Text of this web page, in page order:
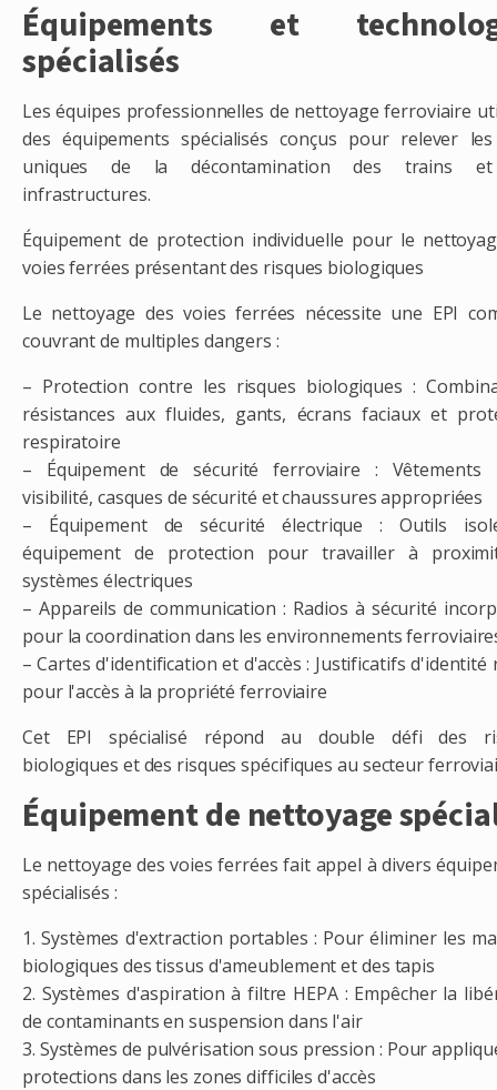
Équipements et
spécialisés
Les équipes professionnelles de nettoyage ferroviaire
des équipements spécialisés conçus pour relever
uniques de la décontamination des trains
infrastructures.
Équipement de protection individuelle pour le
voies ferrées présentant des risques biologiques
Le nettoyage des voies ferrées nécessite une EPI
couvrant de multiples dangers :
– Protection contre les risques biologiques :
résistances aux fluides, gants, écrans faciaux et
respiratoire
– Équipement de sécurité ferroviaire : Vêtements
visibilité, casques de sécurité et chaussures appropriées
– Équipement de sécurité électrique : Outils
équipement de protection pour travailler à
systèmes électriques
– Appareils de communication : Radios à sécurité
pour la coordination dans les environnements
– Cartes d'identification et d'accès : Justificatifs d'identité
pour l'accès à la propriété ferroviaire
Cet EPI spécialisé répond au double défi des
biologiques et des risques spécifiques au secteur
Équipement de nettoyage
Le nettoyage des voies ferrées fait appel à divers
spécialisés :
1. Systèmes d'extraction portables : Pour éliminer les
biologiques des tissus d'ameublement et des tapis
2. Systèmes d'aspiration à filtre HEPA : Empêcher la
de contaminants en suspension dans l'air
3. Systèmes de pulvérisation sous pression : Pour
protections dans les zones difficiles d'accès